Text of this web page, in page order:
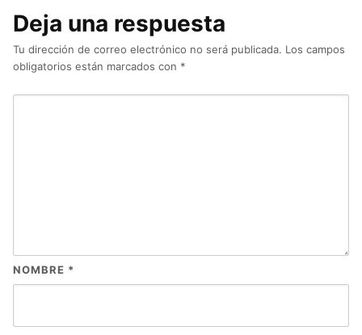
Deja una respuesta
Tu dirección de correo electrónico no será publicada. Los campos
obligatorios están marcados con *
NOMBRE *